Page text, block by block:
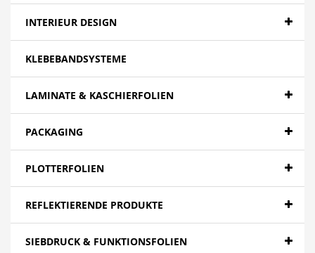
Papier
Canvas
Mesh
Textilien
Folien - High Tack | Niedertemperaturen
Folien - Adhäsionsfolien
INTERIEUR DESIGN
KLEBEBANDSYSTEME
LAMINATE & KASCHIERFOLIEN
PACKAGING
PLOTTERFOLIEN
REFLEKTIERENDE PRODUKTE
SIEBDRUCK & FUNKTIONSFOLIEN